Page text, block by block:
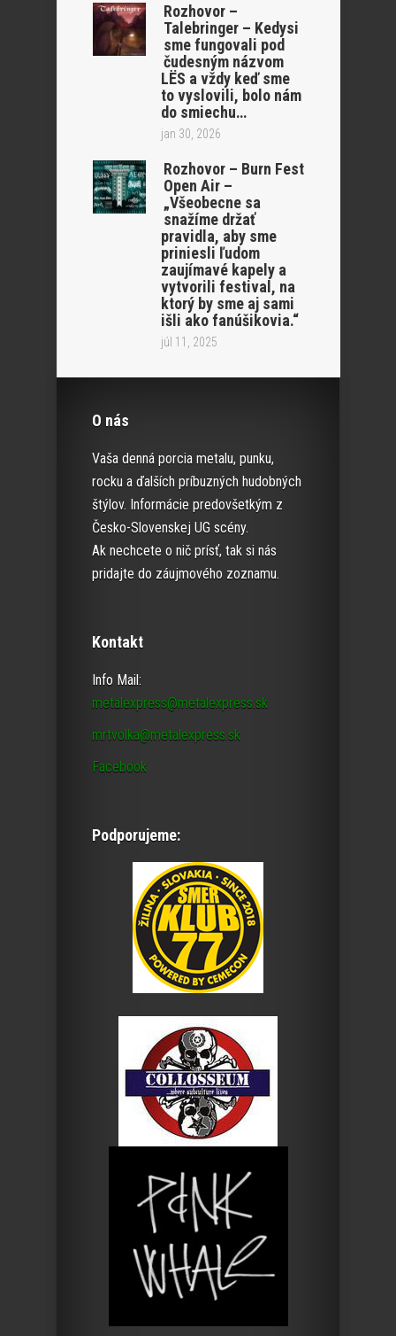
Rozhovor –
Talebringer – Kedysi
sme fungovali pod
čudesným názvom
LËS a vždy keď sme
to vyslovili, bolo nám
do smiechu…
jan 30, 2026
Rozhovor – Burn Fest
Open Air –
„Všeobecne sa
snažíme držať
pravidla, aby sme
priniesli ľudom
zaujímavé kapely a
vytvorili festival, na
ktorý by sme aj sami
išli ako fanúšikovia.“
júl 11, 2025
O nás
Vaša denná porcia metalu, punku,
rocku a ďalších príbuzných hudobných
štýlov. Informácie predovšetkým z
Česko-Slovenskej UG scény.
Ak nechcete o nič prísť, tak si nás
pridajte do záujmového zoznamu.
Kontakt
Info Mail:
metalexpress@metalexpress.sk
mrtvolka@metalexpress.sk
Facebook
Podporujeme: